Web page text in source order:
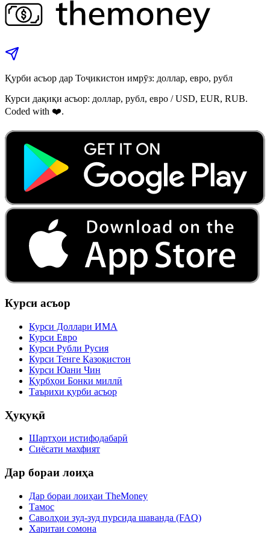
Қурби асъор дар Тоҷикистон имрӯз: доллар, евро, рубл
Курси дақиқи асъор: доллар, рубл, евро / USD, EUR, RUB.
Coded with ❤️.
Курси асъор
Курси Доллари ИМА
Курси Евро
Курси Рубли Русия
Курси Тенге Қазоқистон
Курси Юани Чин
Қурбҳои Бонки миллӣ
Таърихи қурби асъор
Ҳуқуқӣ
Шартҳои истифодабарӣ
Сиёсати махфият
Дар бораи лоиҳа
Дар бораи лоиҳаи TheMoney
Тамос
Саволҳои зуд-зуд пурсида шаванда (FAQ)
Харитаи сомона